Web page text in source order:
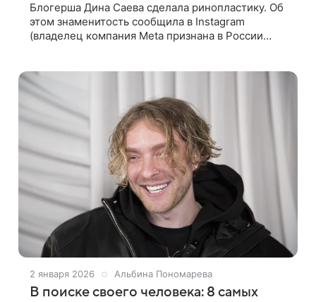
Блогерша Дина Саева сделала ринопластику. Об
этом знаменитость сообщила в Instagram
(владелец компания Meta признана в России
2 января 2026 Альбина Пономарева
В поиске своего человека: 8 самых